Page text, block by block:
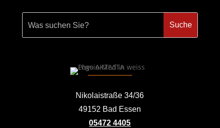
Nikolaistraße 34/36
49152 Bad Essen
05472 4405